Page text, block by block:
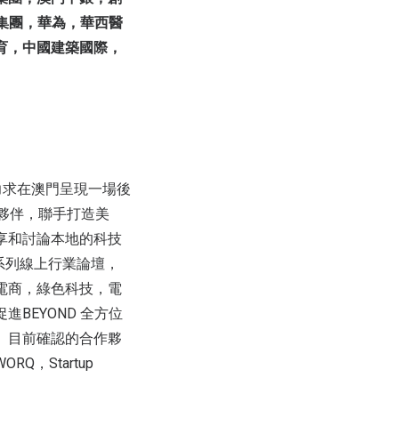
團，華為，華西醫
中國建築國際，
在澳門呈現一場後
伴，聯手打造美
和討論本地的科技
線上行業論壇，
商，綠色科技，電
BEYOND 全方位
目前確認的合作夥
，Startup